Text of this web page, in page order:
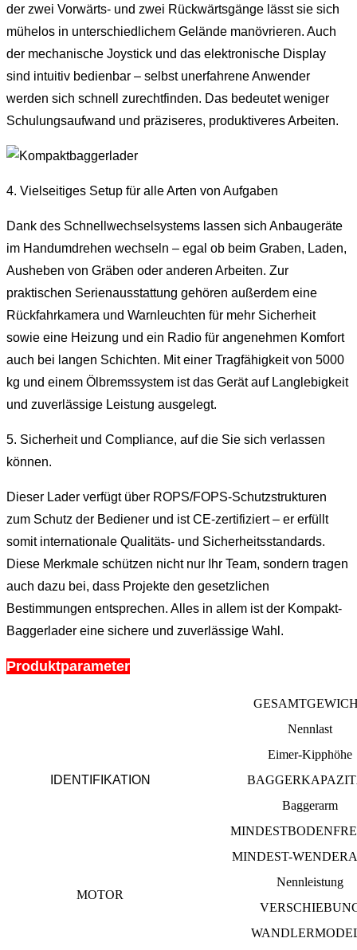
der zwei Vorwärts- und zwei Rückwärtsgänge lässt sie sich
mühelos in unterschiedlichem Gelände manövrieren. Auch
der mechanische Joystick und das elektronische Display
sind intuitiv bedienbar – selbst unerfahrene Anwender
werden sich schnell zurechtfinden. Das bedeutet weniger
Schulungsaufwand und präziseres, produktiveres Arbeiten.
4. Vielseitiges Setup für alle Arten von Aufgaben
Dank des Schnellwechselsystems lassen sich Anbaugeräte
im Handumdrehen wechseln – egal ob beim Graben, Laden,
Ausheben von Gräben oder anderen Arbeiten. Zur
praktischen Serienausstattung gehören außerdem eine
Rückfahrkamera und Warnleuchten für mehr Sicherheit
sowie eine Heizung und ein Radio für angenehmen Komfort
auch bei langen Schichten. Mit einer Tragfähigkeit von 5000
kg und einem Ölbremssystem ist das Gerät auf Langlebigkeit
und zuverlässige Leistung ausgelegt.
5. Sicherheit und Compliance, auf die Sie sich verlassen
können.
Dieser Lader verfügt über ROPS/FOPS-Schutzstrukturen
zum Schutz der Bediener und ist CE-zertifiziert – er erfüllt
somit internationale Qualitäts- und Sicherheitsstandards.
Diese Merkmale schützen nicht nur Ihr Team, sondern tragen
auch dazu bei, dass Projekte den gesetzlichen
Bestimmungen entsprechen. Alles in allem ist der Kompakt-
Baggerlader eine sichere und zuverlässige Wahl.
Produktparameter
IDENTIFIKATION
Nennlast
Eimer-Kipphöhe
Baggerarm
MINDEST-
MOTOR
Nennleistung